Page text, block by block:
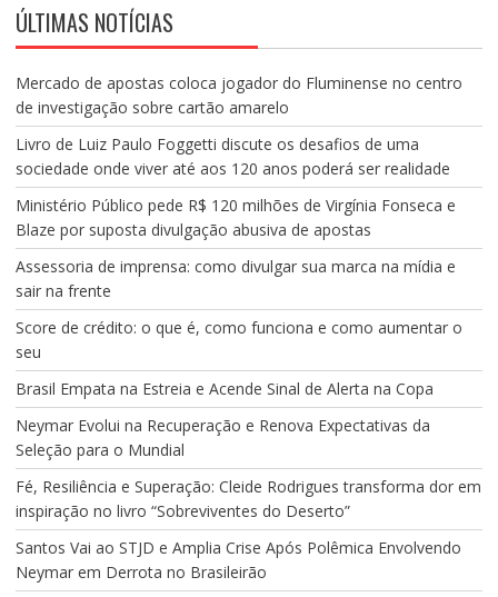
ÚLTIMAS NOTÍCIAS
Mercado de apostas coloca jogador do Fluminense no centro
de investigação sobre cartão amarelo
Livro de Luiz Paulo Foggetti discute os desafios de uma
sociedade onde viver até aos 120 anos poderá ser realidade
Ministério Público pede R$ 120 milhões de Virgínia Fonseca e
Blaze por suposta divulgação abusiva de apostas
Assessoria de imprensa: como divulgar sua marca na mídia e
sair na frente
Score de crédito: o que é, como funciona e como aumentar o
seu
Brasil Empata na Estreia e Acende Sinal de Alerta na Copa
Neymar Evolui na Recuperação e Renova Expectativas da
Seleção para o Mundial
Fé, Resiliência e Superação: Cleide Rodrigues transforma dor em
inspiração no livro “Sobreviventes do Deserto”
Santos Vai ao STJD e Amplia Crise Após Polêmica Envolvendo
Neymar em Derrota no Brasileirão